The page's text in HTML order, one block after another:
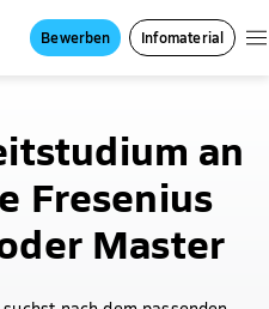
Bewerben Infomaterial
an
Fresenius
Master